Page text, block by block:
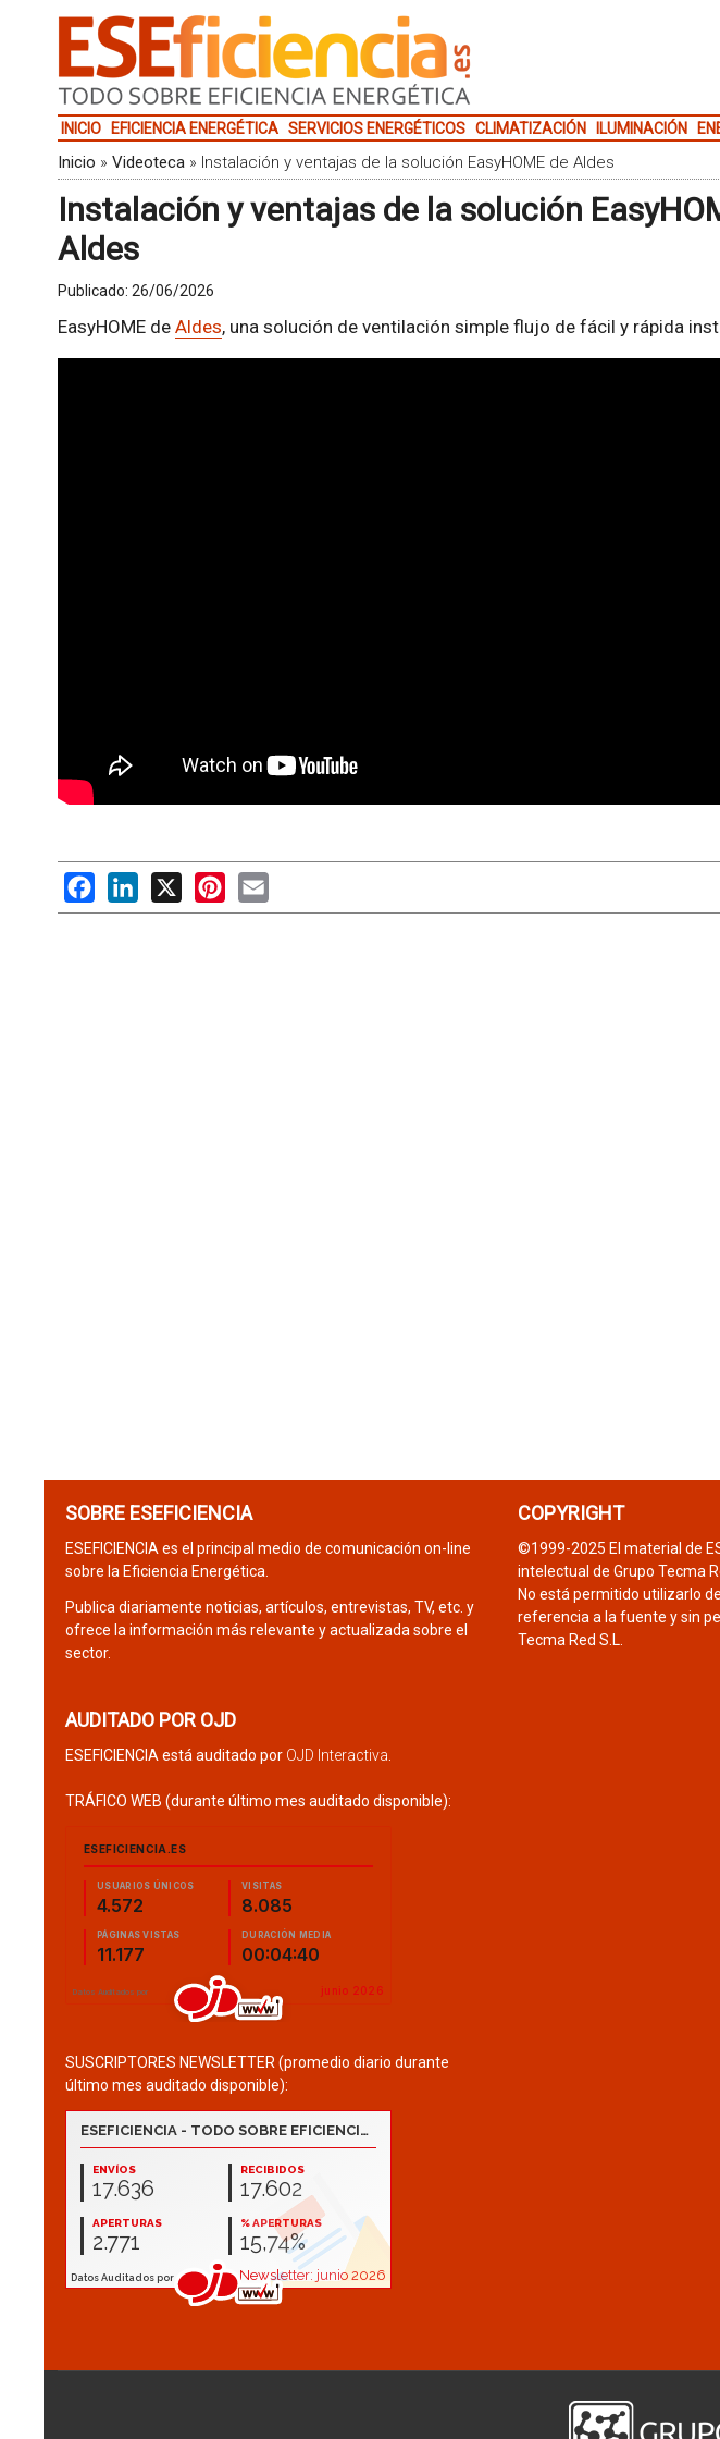
INICIO EFICIENCIA ENERGÉTICA SERVICIOS ENERGÉTICOS CLIMATIZACIÓN ILUMINACIÓN
Inicio » Videoteca» Instalación y ventajas de la solución EasyHOME de Aldes
Instalación y ventajas de la solución
Aldes
Publicado: 26/06/2026
EasyHOME de Aldes, una solución de ventilación simple flujo de fácil y rápida
FacebookLinkedIn
X PinterestEmail
SOBRE ESEFICIENCIA
ESEFICIENCIA es el principal medio de comunicación on-line
sobre la Eficiencia Energética.
Publica diariamente noticias, artículos, entrevistas, TV, etc. y
ofrece la información más relevante y actualizada sobre el
sector.
AUDITADO POR OJD
ESEFICIENCIA está auditado por OJD Interactiva
TRÁFICO WEB (durante último mes auditado disponible):
SUSCRIPTORES NEWSLETTER (promedio diario durante
último mes auditado disponible):
COPYRIGHT
©1999-2025 El material de
intelectual de Grupo Tecma
No está permitido utilizarlo
referencia a la fuente y sin
Tecma Red S.L.